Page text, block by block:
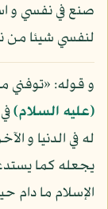
صنع في نفسي و
لنفسي شيئا من
و قوله: «توفني
(عليه السلام)
له في الدنيا و
يجعله كما
الإسلام ما دام